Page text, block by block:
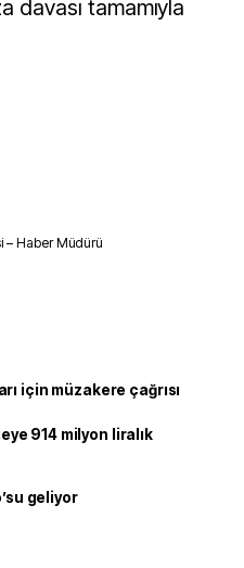
davası tamamıyla
– Haber Müdürü
için müzakere çağrısı
914 milyon liralık
geliyor